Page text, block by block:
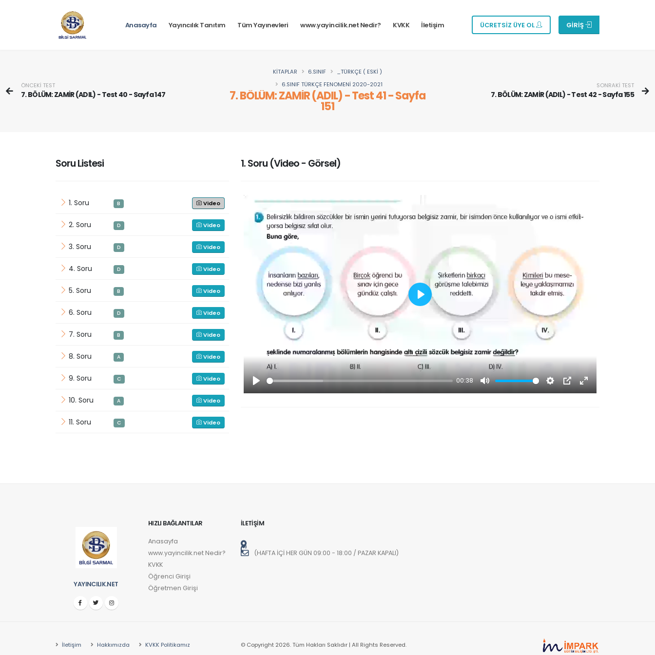
Anasayfa Yayıncılık Tanıtım Tüm Yayınevleri www.yayincilik.net Nedir? KVKK İletişim ÜCRETSİZ ÜYE OL GİRİŞ
ÖNCEKİ TEST
7. BÖLÜM: ZAMİR (ADIL) - Test 40 - Sayfa 147 7. BÖLÜM: ZAMİR (ADIL) - Test 41 - Sayfa
151
KİTAPLAR 6.SINIF
_TÜRKÇE ( ESKİ )
6.SINIF TÜRKÇE FENOMENİ 2020-2021
SONRAKİ TEST
7. BÖLÜM: ZAMİR (ADIL) - Test 42 - Sayfa 155
Soru Listesi
1. Soru B Video
2. Soru D Video
3. Soru D Video
4. Soru D Video
5. Soru B Video
6. Soru D Video
7. Soru B Video
8. Soru A Video
9. Soru C Video
10. Soru A Video
11. Soru C Video
1. Soru (Video - Görsel)
Play
00:38
Mute Settings
PIP
Enter
Play
YAYINCILIK.NET
HIZLI BAĞLANTILAR
Anasayfa
www.yayincilik.net Nedir?
KVKK
Öğrenci Girişi
Öğretmen Girişi
İLETİŞİM
(HAFTA İÇİ HER GÜN 09:00 - 18:00 / PAZAR KAPALI)
İletişim Hakkımızda KVKK Politikamız © Copyright 2026. Tüm Hakları Saklıdır | All Rights Reserved.